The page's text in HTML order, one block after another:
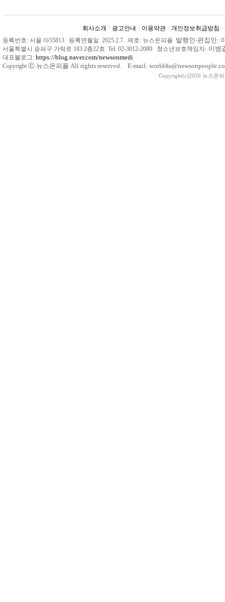
회사소개 광고안내 이용약관
개인정보취급방침
등록번호: 서울 아55813 등록연월일: 2025.2.7. 제호: 뉴스온피플 발행인 ‧편집인:
서울특별시 송파구 가락로 183 2층22호 Tel: 02-3012-2080 청소년보호책임자: 이
대표블로그: https://blog.naver.com/newsonmedi
Copyright Ⓒ 뉴스온피플 All rights reserved. E-mail:
Copyright(c)2026 뉴스온